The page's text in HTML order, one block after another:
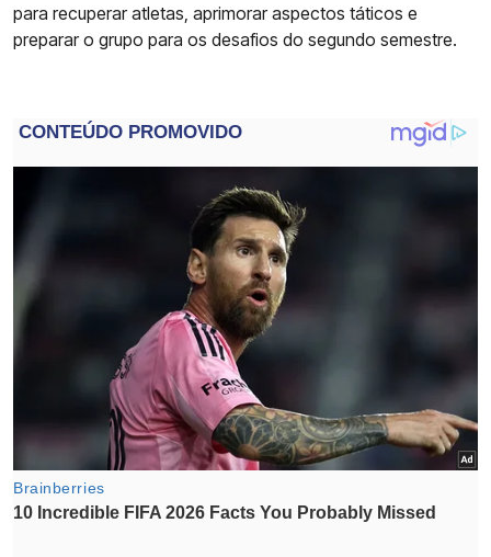
para recuperar atletas, aprimorar aspectos táticos e
preparar o grupo para os desafios do segundo semestre.